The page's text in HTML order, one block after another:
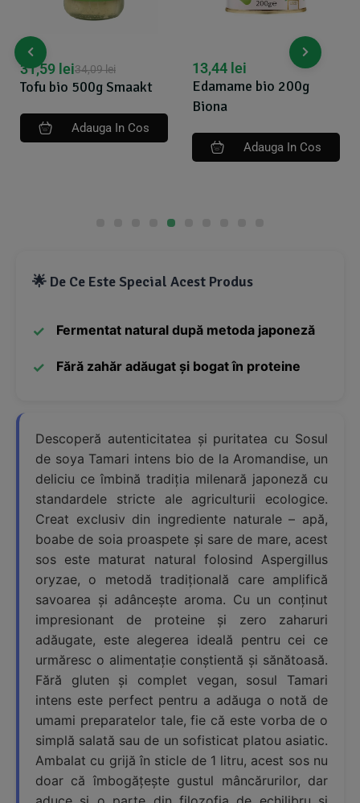
Tofu bio 500g Smaakt
34,09lei
31,59 lei
Adauga In Cos
Edamame bio 200g
Biona
13,44 lei
Adauga In Cos
🌟 De Ce Este Special Acest Produs
Fermentat natural după metoda japoneză
Fără zahăr adăugat și bogat în proteine
Descoperă autenticitatea și puritatea cu Sosul
de soya Tamari intens bio de la Aromandise, un
deliciu ce îmbină tradiția milenară japoneză cu
standardele stricte ale agriculturii ecologice.
Creat exclusiv din ingrediente naturale – apă,
boabe de soia proaspete și sare de mare, acest
sos este maturat natural folosind Aspergillus
oryzae, o metodă tradițională care amplifică
savoarea și adâncește aroma. Cu un conținut
impresionant de proteine și zero zaharuri
adăugate, este alegerea ideală pentru cei ce
urmăresc o alimentație conștientă și sănătoasă.
Fără gluten și complet vegan, sosul Tamari
intens este perfect pentru a adăuga o notă de
umami preparatelor tale, fie că este vorba de o
simplă salată sau de un sofisticat platou asiatic.
Ambalat cu grijă în sticle de 1 litru, acest sos nu
doar că îmbogățește gustul mâncărurilor, dar